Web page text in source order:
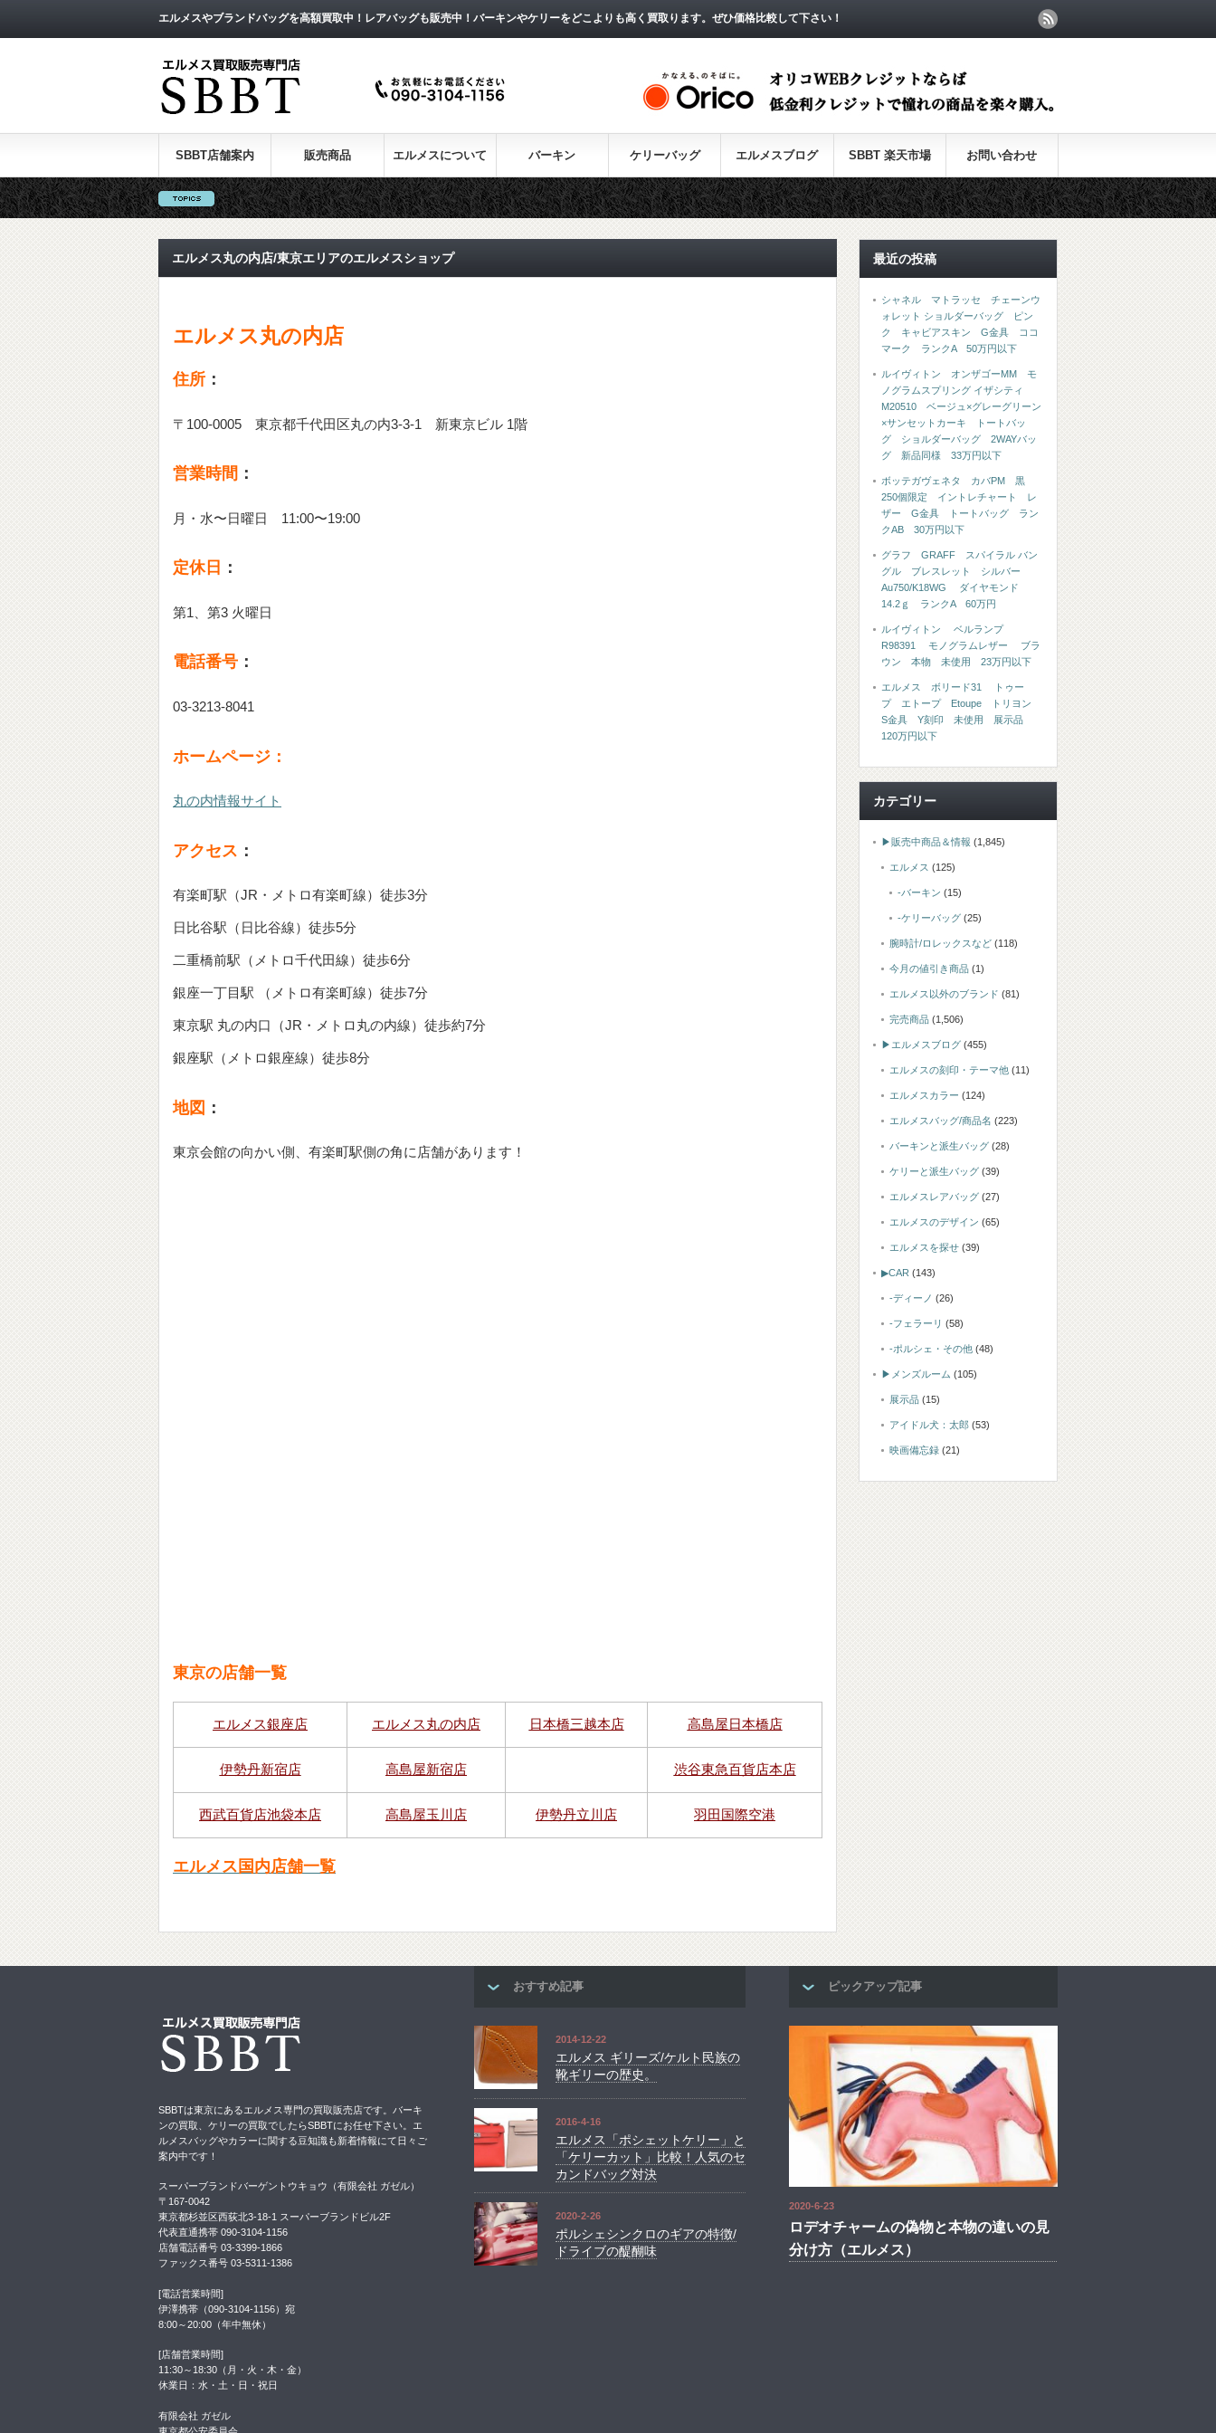
エルメスやブランドバッグを高額買取中！レアバッグも販売中！バーキンやケリーをどこよりも高く買取ります。ぜひ価格比較して下さい！
SBBT店舗案内 販売商品 エルメスについて バーキン ケリーバッグ エルメスブログ SBBT 楽天市場 お問い合わせ
エルメス丸の内店/東京エリアのエルメスショップ
エルメス丸の内店
住所 ：
〒100-0005 東京都千代田区丸の内3-3-1 新東京ビル 1階
営業時間 ：
月・水〜日曜日 11:00〜19:00
定休日 ：
第1、第3 火曜日
電話番号 ：
03-3213-8041
ホームページ：
丸の内情報サイト
アクセス ：
有楽町駅（JR・メトロ有楽町線）徒歩3分
日比谷駅（日比谷線）徒歩5分
二重橋前駅（メトロ千代田線）徒歩6分
銀座一丁目駅 （メトロ有楽町線）徒歩7分
東京駅 丸の内口（JR・メトロ丸の内線）徒歩約7分
銀座駅（メトロ銀座線）徒歩8分
地図 ：
東京会館の向かい側、有楽町駅側の角に店舗があります！
東京の店舗一覧
エルメス銀座店 エルメス丸の内店 日本橋三越本店 高島屋日本橋店
伊勢丹新宿店 高島屋新宿店 渋谷東急百貨店本店
西武百貨店池袋本店 高島屋玉川店 伊勢丹立川店 羽田国際空港
エルメス国内店舗一覧
最近の投稿
シャネル マトラッセ チェーンウ
ォレット ショルダーバッグ ピン
ク キャビアスキン G金具 ココ
マーク ランクA 50万円以下
ルイヴィトン オンザゴーMM モ
ノグラムスプリング イザシティ
M20510 ベージュ×グレーグリーン
×サンセットカーキ トートバッ
グ ショルダーバッグ 2WAYバッ
グ 新品同様 33万円以下
ボッテガヴェネタ カバPM 黒
250個限定 イントレチャート レ
ザー G金具 トートバッグ ラン
クAB 30万円以下
グラフ GRAFF スパイラル バン
グル ブレスレット シルバー
Au750/K18WG ダイヤモンド
14.2ｇ ランクA 60万円
ルイヴィトン ベルランプ
R98391 モノグラムレザー ブラ
ウン 本物 未使用 23万円以下
エルメス ボリード31 トゥー
プ エトープ Etoupe トリヨン
S金具 Y刻印 未使用 展示品
120万円以下
カテゴリー
▶販売中商品＆情報 (1,845)
エルメス (125)
-バーキン (15)
-ケリーバッグ (25)
腕時計/ロレックスなど (118)
今月の値引き商品 (1)
エルメス以外のブランド (81)
完売商品 (1,506)
▶エルメスブログ (455)
エルメスの刻印・テーマ他 (11)
エルメスカラー (124)
エルメスバッグ/商品名 (223)
バーキンと派生バッグ (28)
ケリーと派生バッグ (39)
エルメスレアバッグ (27)
エルメスのデザイン (65)
エルメスを探せ (39)
▶CAR (143)
-ディーノ (26)
-フェラーリ (58)
-ポルシェ・その他 (48)
▶メンズルーム (105)
展示品 (15)
アイドル犬：太郎 (53)
映画備忘録 (21)
おすすめ記事
2014-12-22
エルメス ギリーズ/ケルト民族の
靴ギリーの歴史。
2016-4-16
エルメス「ポシェットケリー」と
「ケリーカット」比較！人気のセ
カンドバッグ対決
2020-2-26
ポルシェシンクロのギアの特徴/
ドライブの醍醐味
ピックアップ記事
2020-6-23
ロデオチャームの偽物と本物の違いの見
分け方（エルメス）
SBBTは東京にあるエルメス専門の買取販売店です。バーキ
ンの買取、ケリーの買取でしたらSBBTにお任せ下さい。エ
ルメスバッグやカラーに関する豆知識も新着情報にて日々ご
案内中です！
スーパーブランドバーゲントウキョウ（有限会社 ガゼル）
〒167-0042
東京都杉並区西荻北3-18-1 スーパーブランドビル2F
代表直通携帯 090-3104-1156
店舗電話番号 03-3399-1866
ファックス番号 03-5311-1386
[電話営業時間]
伊澤携帯（090-3104-1156）宛
8:00～20:00（年中無休）
[店舗営業時間]
11:30～18:30（月・火・木・金）
休業日：水・土・日・祝日
有限会社 ガゼル